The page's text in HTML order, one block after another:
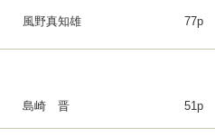
風野真知雄 77p
島崎 晋 51p